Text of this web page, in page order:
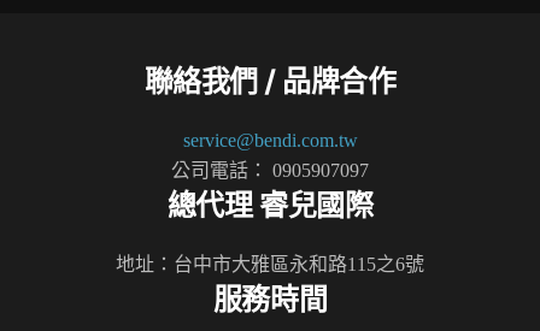
聯絡我們 / 品牌合作
service@bendi.com.tw
公司電話： 0905907097
總代理 睿兒國際
地址：台中市大雅區永和路115之6號
服務時間